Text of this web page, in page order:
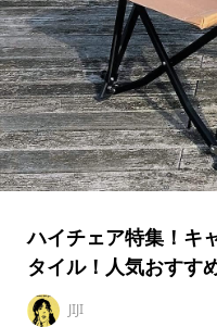
ハイチェア特集！キ
タイル！人気おすす
JIJI